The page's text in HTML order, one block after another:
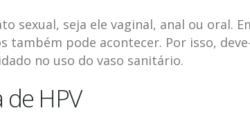
sexual, seja ele vaginal, anal ou oral.
também pode acontecer. Por isso,
no uso do vaso sanitário.
HPV